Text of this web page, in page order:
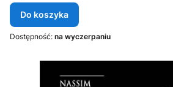
Do koszyka
Dostępność: na wyczerpaniu